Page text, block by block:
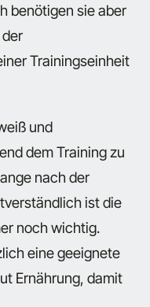
benötigen sie aber
Trainingseinheit
und
dem Training zu
nach der
ist die
noch wichtig.
eine geeignete
Ernährung, damit